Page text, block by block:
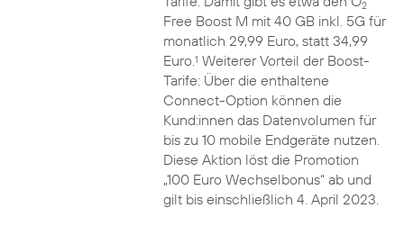
2
Free Boost M mit 40 GB inkl. 5G für
monatlich 29,99 Euro, statt 34,99
Euro.1 Weiterer Vorteil der Boost-
Tarife: Über die enthaltene
Connect-Option können die
Kund:innen das Datenvolumen für
bis zu 10 mobile Endgeräte nutzen.
Diese Aktion löst die Promotion
„100 Euro Wechselbonus“ ab und
gilt bis einschließlich 4. April 2023.